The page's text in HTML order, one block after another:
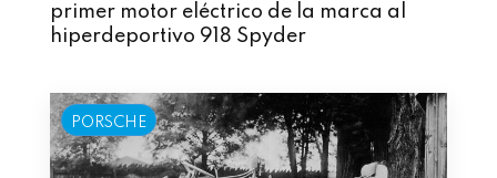
primer motor eléctrico de la marca al
hiperdeportivo 918 Spyder
PORSCHE